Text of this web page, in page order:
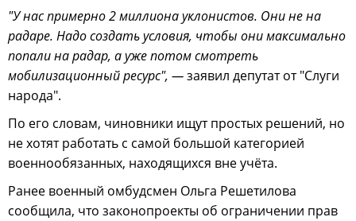
"У нас примерно 2 миллиона уклонистов. Они не на
радаре. Надо создать условия, чтобы они максимально
попали на радар, а уже потом смотреть
мобилизационный ресурс", —заявил депутат от "Слуги
народа".
По его словам, чиновники ищут простых решений, но
не хотят работать с самой большой категорией
военнообязанных, находящихся вне учёта.
Ранее военный омбудсмен Ольга Решетилова
сообщила, что законопроекты об ограничении прав